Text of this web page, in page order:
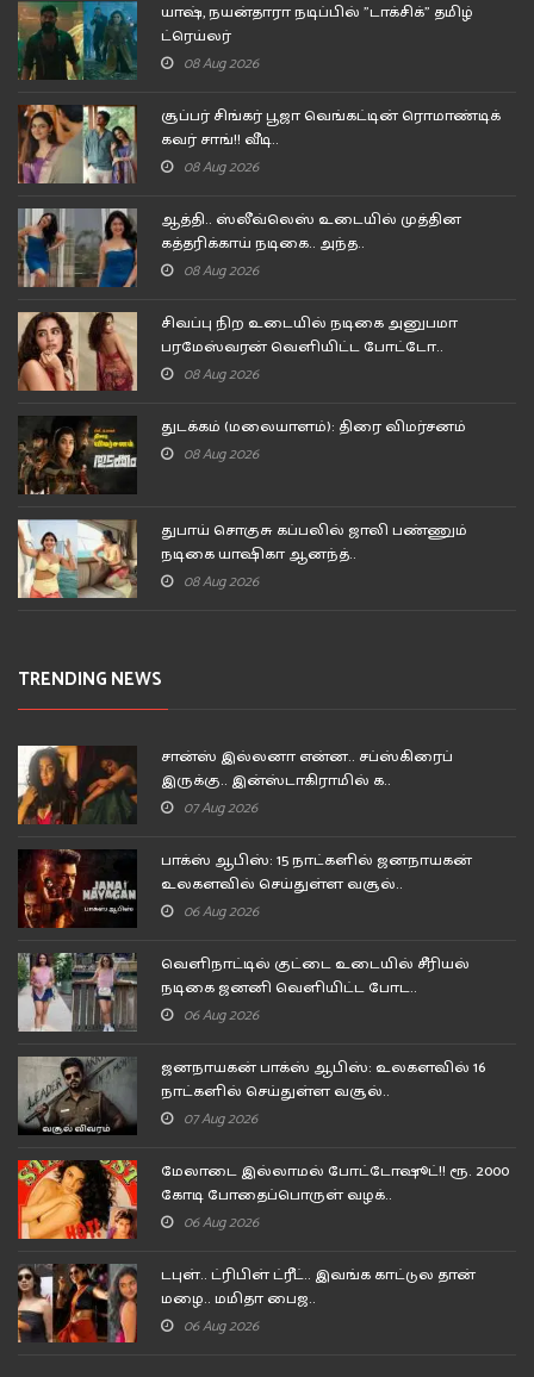
யாஷ், நயன்தாரா நடிப்பில் "டாக்சிக்" தமிழ்
ட்ரெய்லர்
08 Aug 2026
சூப்பர் சிங்கர் பூஜா வெங்கட்டின் ரொமாண்டிக்
கவர் சாங்!! வீடி..
08 Aug 2026
ஆத்தி.. ஸ்லீவ்லெஸ் உடையில் முத்தின
கத்தரிக்காய் நடிகை.. அந்த..
08 Aug 2026
சிவப்பு நிற உடையில் நடிகை அனுபமா
பரமேஸ்வரன் வெளியிட்ட போட்டோ..
08 Aug 2026
துடக்கம் (மலையாளம்): திரை விமர்சனம்
08 Aug 2026
துபாய் சொகுசு கப்பலில் ஜாலி பண்ணும்
நடிகை யாஷிகா ஆனந்த்..
08 Aug 2026
TRENDING NEWS
சான்ஸ் இல்லனா என்ன.. சப்ஸ்கிரைப்
இருக்கு.. இன்ஸ்டாகிராமில் க..
07 Aug 2026
பாக்ஸ் ஆபிஸ்: 15 நாட்களில் ஜனநாயகன்
உலகளவில் செய்துள்ள வசூல்..
06 Aug 2026
வெளிநாட்டில் குட்டை உடையில் சீரியல்
நடிகை ஜனனி வெளியிட்ட போட..
06 Aug 2026
ஜனநாயகன் பாக்ஸ் ஆபிஸ்: உலகளவில் 16
நாட்களில் செய்துள்ள வசூல்..
07 Aug 2026
மேலாடை இல்லாமல் போட்டோஷூட்!! ரூ. 2000
கோடி போதைப்பொருள் வழக்..
06 Aug 2026
டபுள்.. ட்ரிபிள் ட்ரீட்.. இவங்க காட்டுல தான்
மழை.. மமிதா பைஜ..
06 Aug 2026